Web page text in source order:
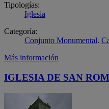
Tipologías:
Iglesia
Categoría:
Conjunto Monumental.
Más información
IGLESIA DE SAN